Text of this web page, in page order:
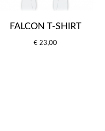
FALCON T-SHIRT
€ 23,00